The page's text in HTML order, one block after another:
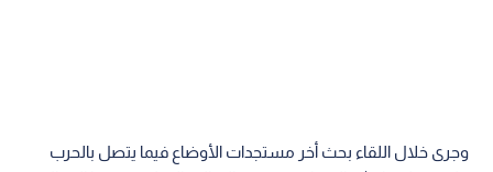
وجرى خلال اللقاء بحث أخر مستجدات الأوضاع فيما يتصل بالحرب